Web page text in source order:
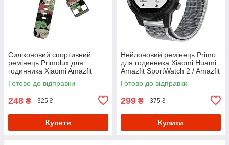
Силіконовий спортивний
ремінець Primolux для
годинника Xiaomi Amazfit
SportWatch 2/Amazfit Stratos -
Color Pattern
Готово до відправки
248 ₴ 325 ₴
Купити
Нейлоновий ремінець Primo
для годинника Xiaomi Huami
Amazfit SportWatch 2 / Amazfit
Stratos - White
Готово до відправки
299 ₴ 375 ₴
Купити